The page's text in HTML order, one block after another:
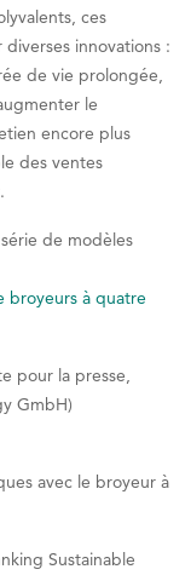
ces
innovations :
de vie prolongée,
le
encore plus
des ventes
de modèles
broyeurs à quatre
pour la presse,
GmbH)
avec le broyeur à
Sustainable